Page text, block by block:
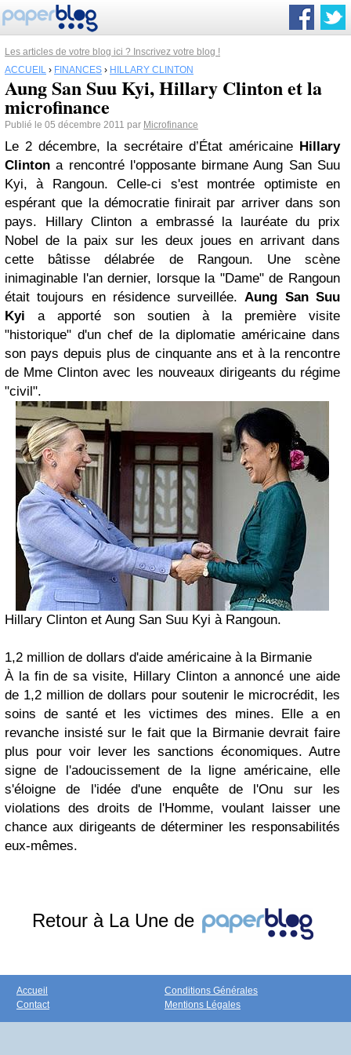
Les articles de votre blog ici ? Inscrivez votre blog !
ACCUEIL › FINANCES › HILLARY CLINTON
Aung San Suu Kyi, Hillary Clinton et la
microfinance
Publié le 05 décembre 2011 par Microfinance
Le 2 décembre, la secrétaire d’État américaine Hillary
Clinton a rencontré l'opposante birmane Aung San Suu
Kyi, à Rangoun. Celle-ci s'est montrée optimiste en
espérant que la démocratie finirait par arriver dans son
pays. Hillary Clinton a embrassé la lauréate du prix
Nobel de la paix sur les deux joues en arrivant dans
cette bâtisse délabrée de Rangoun. Une scène
inimaginable l'an dernier, lorsque la "Dame" de Rangoun
était toujours en résidence surveillée.Aung San Suu
Kyi a apporté son soutien à la première visite
"historique" d'un chef de la diplomatie américaine dans
son pays depuis plus de cinquante ans et à la rencontre
de Mme Clinton avec les nouveaux dirigeants du régime
"civil".
Hillary Clinton et Aung San Suu Kyi à Rangoun.
1,2 million de dollars d'aide américaine à la Birmanie
À la fin de sa visite, Hillary Clinton a annoncé une aide
de 1,2 million de dollars pour soutenir le microcrédit, les
soins de santé et les victimes des mines. Elle a en
revanche insisté sur le fait que la Birmanie devrait faire
plus pour voir lever les sanctions économiques. Autre
signe de l'adoucissement de la ligne américaine, elle
s'éloigne de l'idée d'une enquête de l'Onu sur les
violations des droits de l'Homme, voulant laisser une
chance aux dirigeants de déterminer les responsabilités
eux-mêmes.
Retour à La Une de
Accueil
Contact
Conditions Générales
Mentions Légales